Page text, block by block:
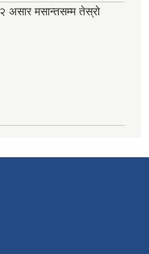
असार मसान्तसम्म तेस्रो